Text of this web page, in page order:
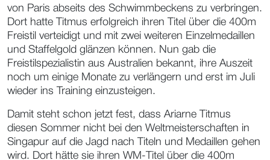
von Paris abseits des Schwimmbeckens zu verbringen.
Dort hatte Titmus erfolgreich ihren Titel über die 400m
Freistil verteidigt und mit zwei weiteren Einzelmedaillen
und Staffelgold glänzen können. Nun gab die
Freistilspezialistin aus Australien bekannt, ihre Auszeit
noch um einige Monate zu verlängern und erst im Juli
wieder ins Training einzusteigen.
Damit steht schon jetzt fest, dass Ariarne Titmus
diesen Sommer nicht bei den Weltmeisterschaften in
Singapur auf die Jagd nach Titeln und Medaillen gehen
wird. Dort hätte sie ihren WM-Titel über die 400m